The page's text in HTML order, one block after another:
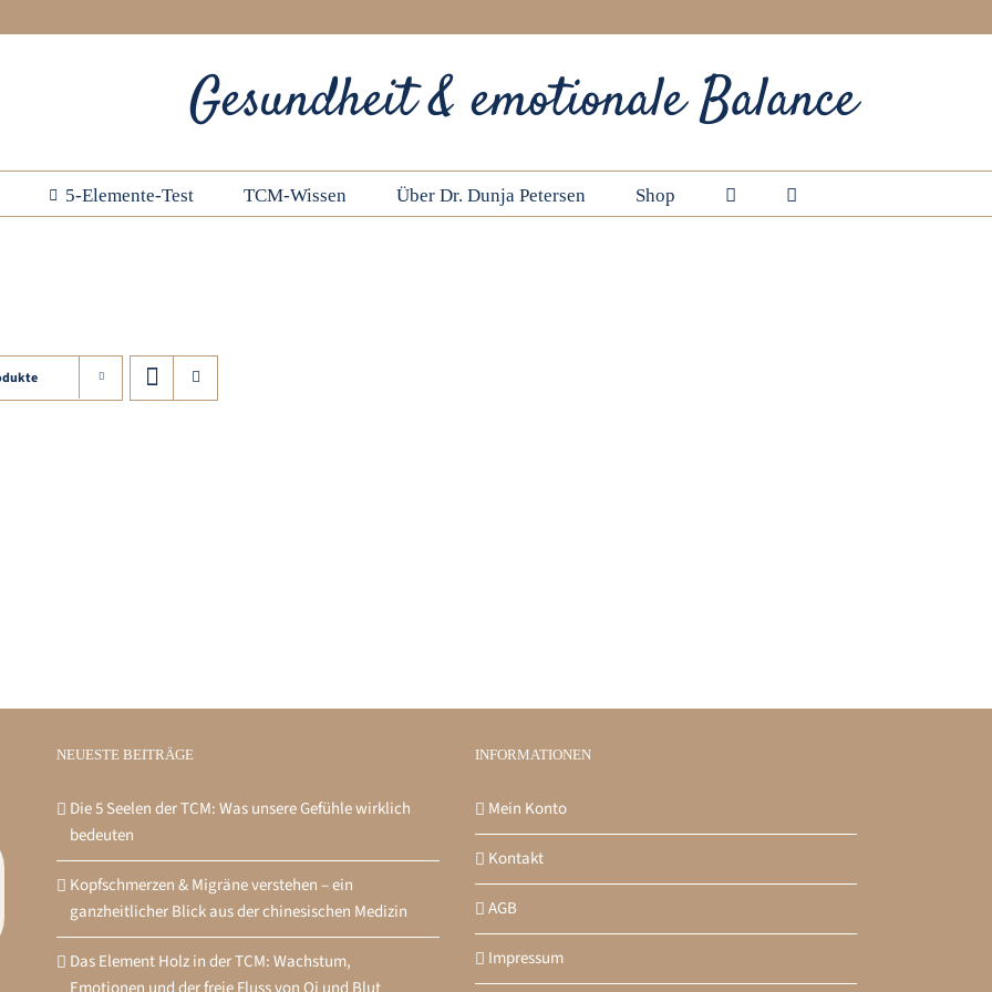
Gesundheit & emotionale Balance
5-Elemente-Test TCM-Wissen Über Dr. Dunja Petersen Shop
NEUESTE BEITRÄGE
Die 5 Seelen der TCM: Was unsere Gefühle wirklich
bedeuten
Kopfschmerzen & Migräne verstehen – ein
ganzheitlicher Blick aus der chinesischen Medizin
Das Element Holz in der TCM: Wachstum,
INFORMATIONEN
Mein Konto
Kontakt
AGB
Impressum